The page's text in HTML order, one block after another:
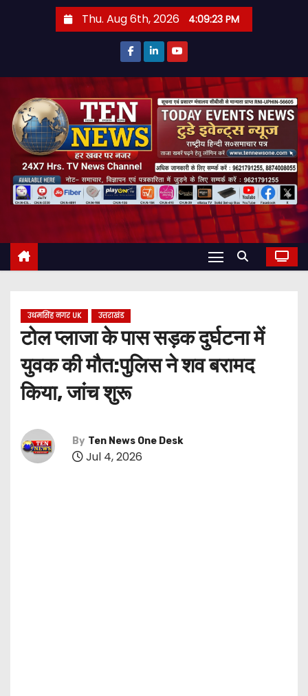
t
Thu. Aug 6th, 2026 4:09:24 PM
उधमसिंह नगर UK उत्तराखंड
टोल प्लाजा के पास सड़क दुर्घटना में
युवक की मौत:पुलिस ने शव बरामद
किया, जांच शुरू
By Ten News One Desk
Jul 4, 2026